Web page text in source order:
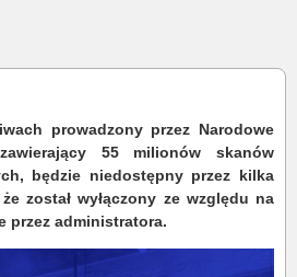
prowadzony przez Narodowe
55 milionów skanów
będzie niedostępny przez kilka
został wyłączony ze względu na
przez administratora.